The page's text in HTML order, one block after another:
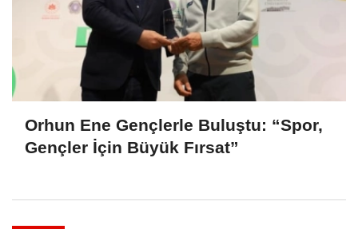
Orhun Ene Gençlerle Buluştu: “Spor,
Gençler İçin Büyük Fırsat”